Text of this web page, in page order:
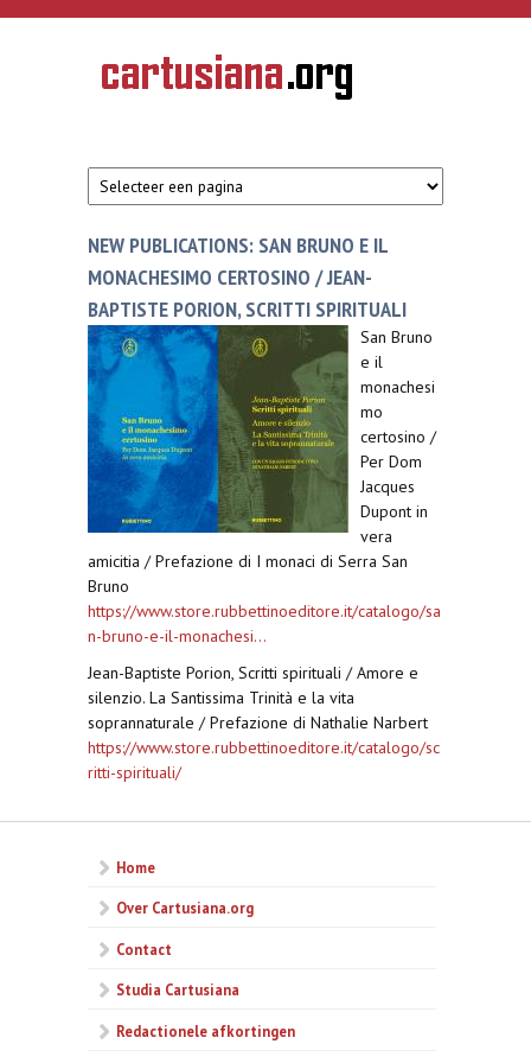
Overslaan en naar de inhoud gaan
CARTUSIANA
Geschiedenis
van de
NEW PUBLICATIONS: SAN BRUNO E IL
MONACHESIMO CERTOSINO / JEAN-
BAPTISTE PORION, SCRITTI SPIRITUALI
San Bruno
e il
monachesi
mo
certosino /
Per Dom
Jacques
Dupont in
vera
amicitia / Prefazione di I monaci di Serra San
Bruno
https://www.store.rubbettinoeditore.it/catalogo/sa
n-bruno-e-il-monachesi...
Jean-Baptiste Porion, Scritti spirituali / Amore e
silenzio. La Santissima Trinità e la vita
soprannaturale / Prefazione di Nathalie Narbert
https://www.store.rubbettinoeditore.it/catalogo/sc
ritti-spirituali/
Home
Over Cartusiana.org
Contact
Studia Cartusiana
Redactionele afkortingen